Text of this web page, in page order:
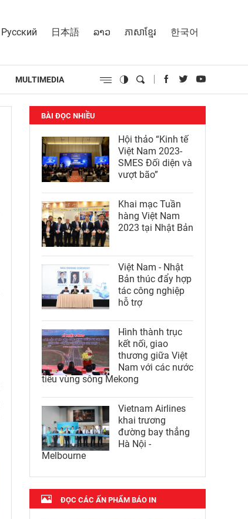
Русский 日本語 ລາວ ភាសាខ្មែរ 한국어
MULTIMEDIA
BÀI ĐỌC NHIỀU
Hội thảo “Kinh tế
Việt Nam 2023-
SMES Đối diện và
vượt bão”
Khai mạc Tuần
hàng Việt Nam
2023 tại Nhật Bản
Việt Nam - Nhật
Bản thúc đẩy hợp
tác công nghiệp
hỗ trợ
Hình thành trục
kết nối, giao
thương giữa Việt
Nam với các nước
tiểu vùng sông Mekong
Vietnam Airlines
khai trương
đường bay thẳng
Hà Nội -
Melbourne
ĐỌC CÁC ẤN PHẨM BÁO IN